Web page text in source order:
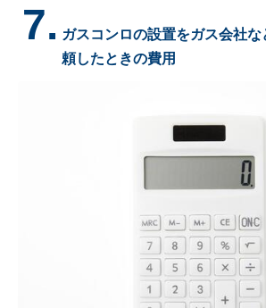
7. ガスコンロの設置をガス会社
頼したときの費用